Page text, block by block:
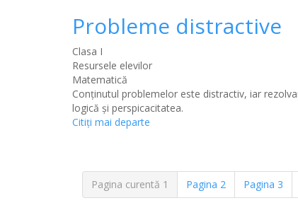
Probleme distractive
Clasa I
Resursele elevilor
Matematică
Conținutul problemelor este distractiv, iar
logică și perspicacitatea.
Citiţi mai departe
Pagina curentă 1 Pagina 2 Pagina 3